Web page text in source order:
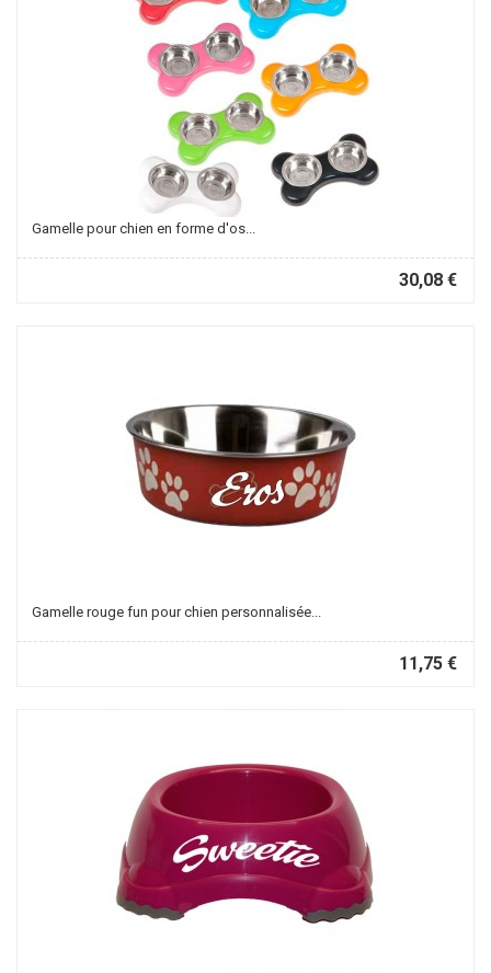
Gamelle pour chien en forme d'os...
30,08 €
Gamelle rouge fun pour chien personnalisée...
11,75 €